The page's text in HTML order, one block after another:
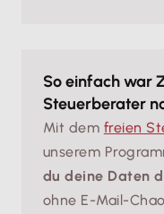
So einfach war
Steuerberater
Mit dem freien
unserem
du deine Daten
ohne E-Mail-